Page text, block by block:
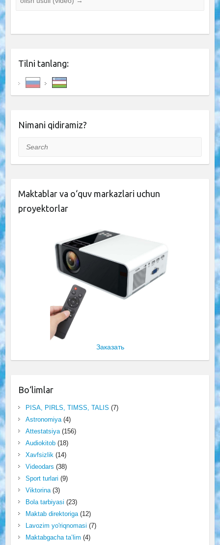
Tilni tanlang:
Nimani qidiramiz?
Search
Maktablar va o‘quv markazlari uchun
proyektorlar
Заказать
Bo‘limlar
PISA, PIRLS, TIMSS, TALIS (7)
Astronomiya(4)
Attestatsiya(156)
Audiokitob(18)
Xavfsizlik(14)
Videodars (38)
Sport turlari (9)
Viktorina(3)
Bola tarbiyasi (23)
Maktab direktoriga(12)
Lavozim yo'riqnomasi (7)
Maktabgacha ta’lim (4)